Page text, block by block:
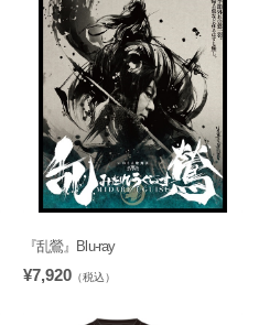
『乱鶯』Blu-ray
¥7,920 （税込）